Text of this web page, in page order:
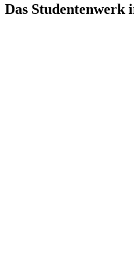
Das Studentenwerk